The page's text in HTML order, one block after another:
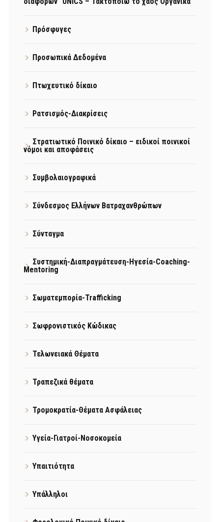
Πρόσφυγες
Προσωπικά Δεδομένα
Πτωχευτικό δίκαιο
Ρατσισμός-Διακρίσεις
Στρατιωτικό Ποινικό δίκαιο – ειδικοί ποινικοί
νόμοι και αποφάσεις
Συμβολαιογραφικά
Σύνδεσμος Ελλήνων Βατραχανθρώπων
Σύνταγμα
Συστημική-Διαπραγμάτευση-Ηγεσία-Coaching-
Mentoring
Σωματεμπορία-Trafficking
Σωφρονιστικός Κώδικας
Τελωνειακά Θέματα
Τραπεζικά θέματα
Τρομοκρατία-Θέματα Ασφάλειας
Υγεία-Γιατροί-Νοσοκομεία
Υπαιτιότητα
Υπάλληλοι